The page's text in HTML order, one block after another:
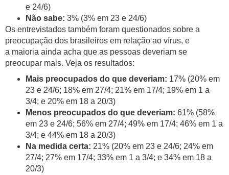
e 24/6)
Não sabe: 3% (3% em 23 e 24/6)
Os entrevistados também foram questionados sobre a
preocupação dos brasileiros em relação ao vírus, e
a maioria ainda acha que as pessoas deveriam se
preocupar mais. Veja os resultados:
Mais preocupados do que deveriam: 17% (20% em
23 e 24/6; 18% em 27/4; 21% em 17/4; 19% em 1 a
3/4; e 20% em 18 a 20/3)
Menos preocupados do que deveriam: 61% (58%
em 23 e 24/6; 56% em 27/4; 49% em 17/4; 46% em 1 a
3/4; e 44% em 18 a 20/3)
Na medida certa: 21% (20% em 23 e 24/6; 24% em
27/4; 27% em 17/4; 33% em 1 a 3/4; e 34% em 18 a
20/3)